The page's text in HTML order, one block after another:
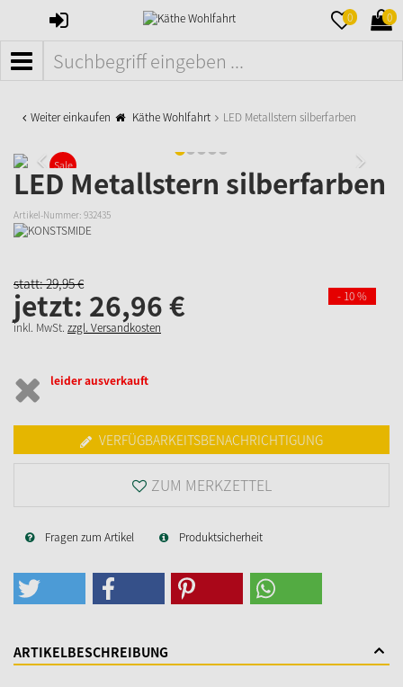
ANMELDEN 0 0
MENÜ
Weiter einkaufen Käthe Wohlfahrt LED Metallstern silberfarben
Sale
LED Metallstern silberfarben
Artikel-Nummer: 932435
statt:29,95€
jetzt: 26,96€
- 10 %
inkl. MwSt. zzgl. Versandkosten
leider ausverkauft
VERFÜGBARKEITSBENACHRICHTIGUNG
ZUM MERKZETTEL
Fragen zum Artikel Produktsicherheit
ARTIKELBESCHREIBUNG